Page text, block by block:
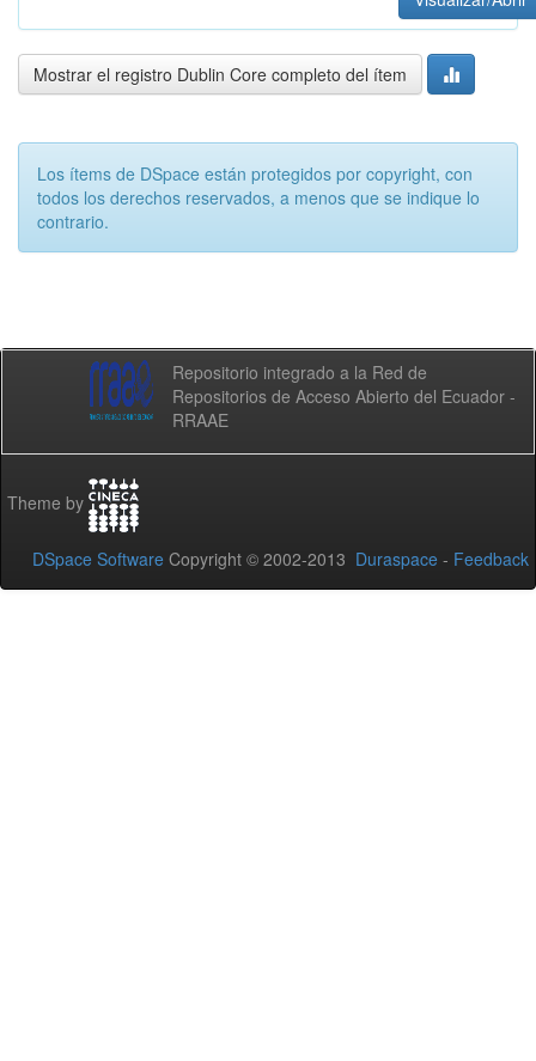
Mostrar el registro Dublin Core completo del ítem
Los ítems de DSpace están protegidos por copyright, con
todos los derechos reservados, a menos que se indique lo
contrario.
Repositorio integrado a la Red de
Repositorios de Acceso Abierto del Ecuador -
RRAAE
Theme by
DSpace Software Copyright © 2002-2013 Duraspace - Feedback